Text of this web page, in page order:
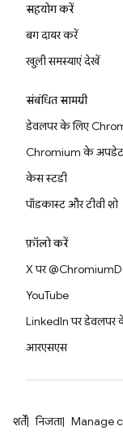
सहयोग करें
बग दायर करें
खुली समस्याएं देखें
संबंधित सामग्री
डेवलपर के लिए
Chromium के अपडेट
केस स्टडी
पॉडकास्ट और टीवी शो
फ़ॉलो करें
X पर
YouTube
LinkedIn पर डेवलपर
आरएसएस
शर्तें निजता Manage